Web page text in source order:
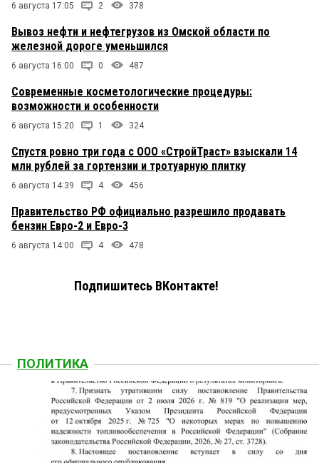
6 августа 17:05 2 378
Вывоз нефти и нефтегрузов из Омской области по
железной дороге уменьшился
6 августа 16:00 0 487
Современные косметологические процедуры:
возможности и особенности
6 августа 15:20 1 324
Спустя ровно три года с ООО «СтройТраст» взыскали 14
млн рублей за гортензии и тротуарную плитку
6 августа 14:39 4 456
Правительство РФ официально разрешило продавать
бензин Евро-2 и Евро-3
6 августа 14:00 4 478
Подпишитесь ВКонтакте!
ПОЛИТИКА